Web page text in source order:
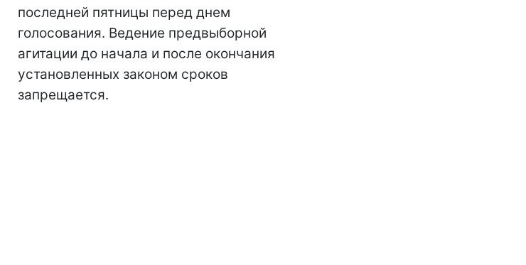
последней пятницы перед днем
голосования. Ведение предвыборной
агитации до начала и после окончания
установленных законом сроков
запрещается.